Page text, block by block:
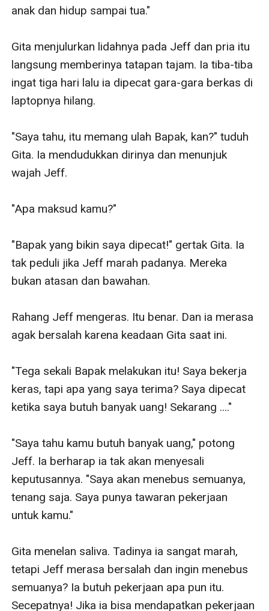
anak dan hidup sampai tua."
Gita menjulurkan lidahnya pada Jeff dan pria itu
langsung memberinya tatapan tajam. Ia tiba-tiba
ingat tiga hari lalu ia dipecat gara-gara berkas di
laptopnya hilang.
"Saya tahu, itu memang ulah Bapak, kan?" tuduh
Gita. Ia mendudukkan dirinya dan menunjuk
wajah Jeff.
"Apa maksud kamu?"
"Bapak yang bikin saya dipecat!" gertak Gita. Ia
tak peduli jika Jeff marah padanya. Mereka
bukan atasan dan bawahan.
Rahang Jeff mengeras. Itu benar. Dan ia merasa
agak bersalah karena keadaan Gita saat ini.
"Tega sekali Bapak melakukan itu! Saya bekerja
keras, tapi apa yang saya terima? Saya dipecat
ketika saya butuh banyak uang! Sekarang ...."
"Saya tahu kamu butuh banyak uang," potong
Jeff. Ia berharap ia tak akan menyesali
keputusannya. "Saya akan menebus semuanya,
tenang saja. Saya punya tawaran pekerjaan
untuk kamu."
Gita menelan saliva. Tadinya ia sangat marah,
tetapi Jeff merasa bersalah dan ingin menebus
semuanya? Ia butuh pekerjaan apa pun itu.
Secepatnya! Jika ia bisa mendapatkan pekerjaan